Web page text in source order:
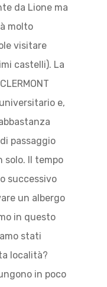
da Lione ma
molto
visitare
castelli). La
e,
passaggio
solo. Il tempo
successivo
un albergo
in questo
stati
località?
in poco